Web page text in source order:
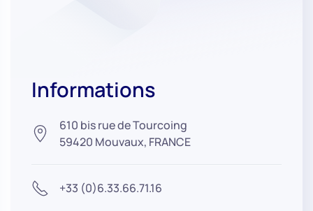
Informations
610 bis rue de Tourcoing
59420 Mouvaux, FRANCE
+33 (0)6.33.66.71.16